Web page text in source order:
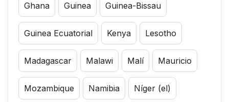
Ghana Guinea Guinea-Bissau
Guinea Ecuatorial Kenya Lesotho
Madagascar Malawi Malí Mauricio
Mozambique Namibia Níger (el)